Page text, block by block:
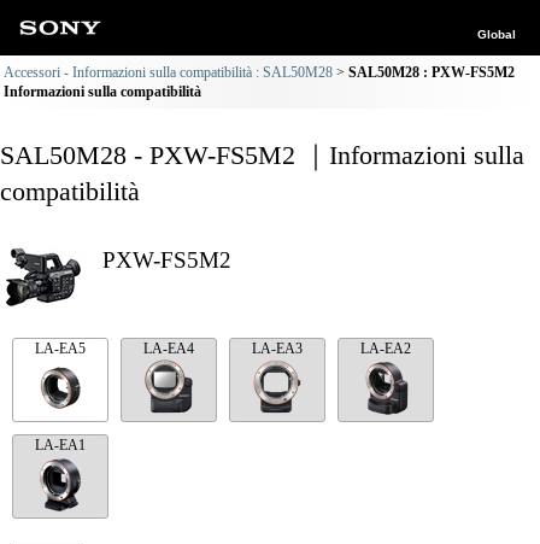
Global
Accessori - Informazioni sulla compatibilità : SAL50M28
SAL50M28 : PXW-FS5M2
Informazioni sulla compatibilità
SAL50M28 - PXW-FS5M2 ｜Informazioni sulla
compatibilità
PXW-FS5M2
LA-EA5 LA-EA4 LA-EA3 LA-EA2
LA-EA1